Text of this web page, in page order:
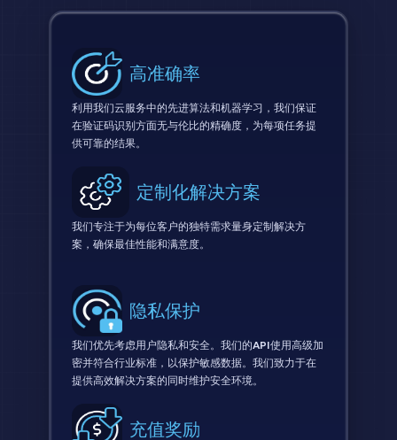
高准确率
利用我们云服务中的先进算法和机器学习，我们保证
在验证码识别方面无与伦比的精确度，为每项任务提
供可靠的结果。
定制化解决方案
我们专注于为每位客户的独特需求量身定制解决方
案，确保最佳性能和满意度。
隐私保护
我们优先考虑用户隐私和安全。我们的API使用高级加
密并符合行业标准，以保护敏感数据。我们致力于在
提供高效解决方案的同时维护安全环境。
充值奖励